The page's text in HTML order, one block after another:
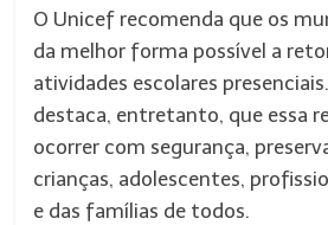
O Unicef recomenda que os
da melhor forma possível a
atividades escolares
destaca, entretanto, que essa
ocorrer com segurança,
crianças, adolescentes,
e das famílias de todos.